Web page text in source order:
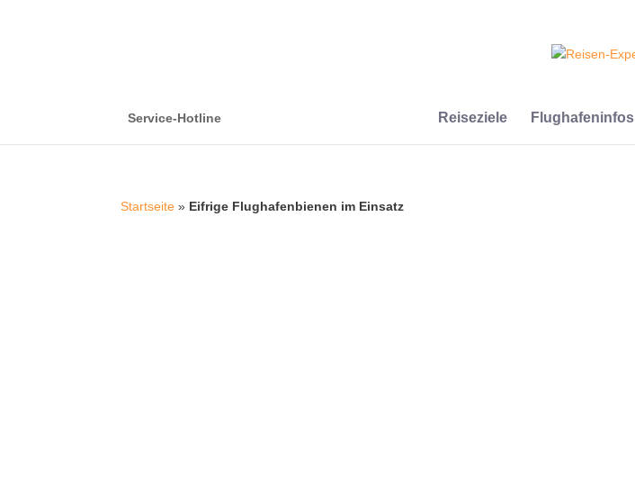
Service-Hotline Reiseziele Flughafeninfos
Startseite » Eifrige Flughafenbienen im Einsatz